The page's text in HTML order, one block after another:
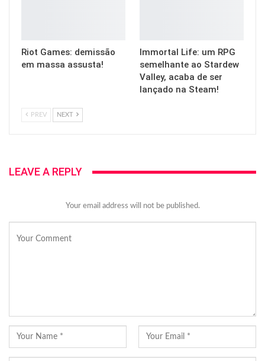
Riot Games: demissão
em massa assusta!
Immortal Life: um RPG
semelhante ao Stardew
Valley, acaba de ser
lançado na Steam!
PREV NEXT
LEAVE A REPLY
Your email address will not be published.